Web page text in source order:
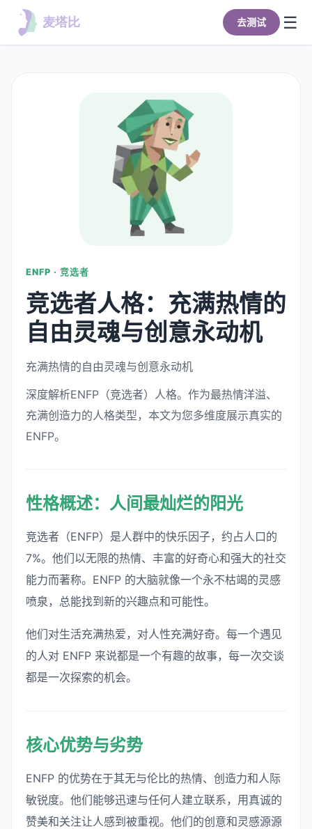
去测试 ☰
ENFP · 竞选者
竞选者人格：充满热情的
自由灵魂与创意永动机
充满热情的自由灵魂与创意永动机
深度解析ENFP（竞选者）人格。作为最热情洋溢、
充满创造力的人格类型，本文为您多维度展示真实的
ENFP。
性格概述：人间最灿烂的阳光
竞选者（ENFP）是人群中的快乐因子，约占人口的
7%。他们以无限的热情、丰富的好奇心和强大的社交
能力而著称。ENFP 的大脑就像一个永不枯竭的灵感
喷泉，总能找到新的兴趣点和可能性。
他们对生活充满热爱，对人性充满好奇。每一个遇见
的人对 ENFP 来说都是一个有趣的故事，每一次交谈
都是一次探索的机会。
核心优势与劣势
ENFP 的优势在于其无与伦比的热情、创造力和人际
敏锐度。他们能够迅速与任何人建立联系，用真诚的
赞美和关注让人感到被重视。他们的创意和灵感源源